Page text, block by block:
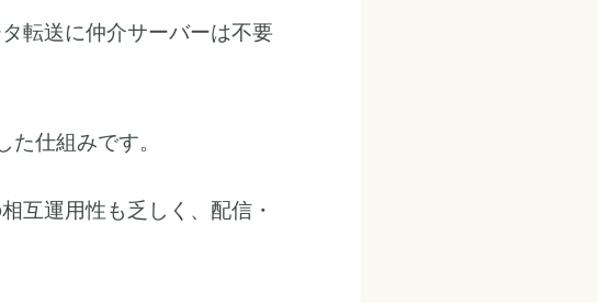
転送に仲介サーバーは不要
仕組みです。
互運用性も乏しく、配信・